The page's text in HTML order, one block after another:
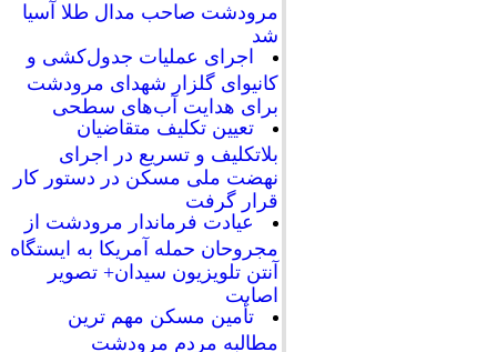
مرودشت صاحب مدال طلا آسیا
شد
اجرای عملیات جدول‌کشی و
کانیوای گلزار شهدای مرودشت
برای هدایت آب‌های سطحی
تعیین تکلیف متقاضیان
بلاتکلیف و تسریع در اجرای
نهضت ملی مسکن در دستور کار
قرار گرفت
عیادت فرماندار مرودشت از
مجروحان حمله آمریکا به ایستگاه
آنتن تلویزیون سیدان+ تصویر
اصابت
تأمین مسکن مهم ترین
مطالبه مردم مرودشت